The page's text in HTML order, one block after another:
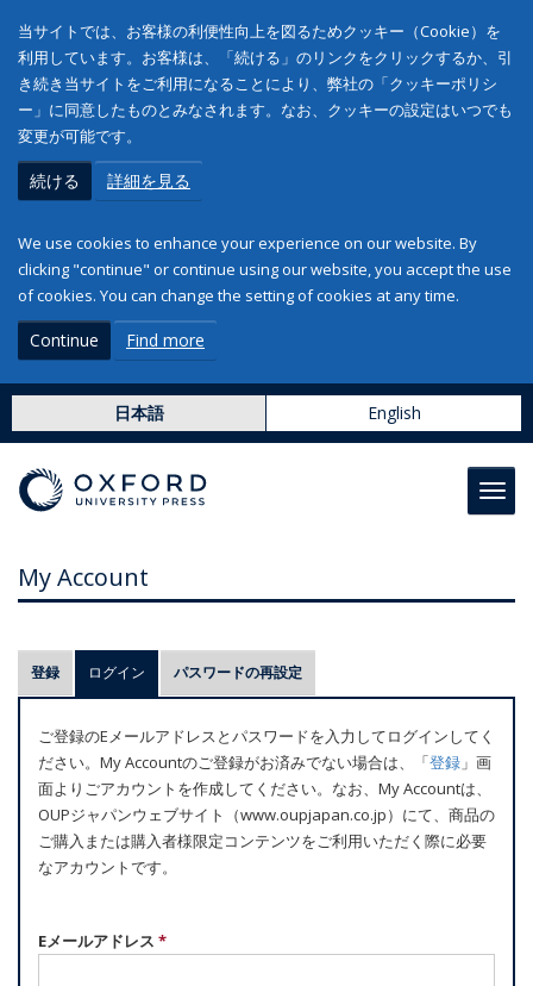
当サイトでは、お客様の利便性向上を図るためクッキー（Cookie）を
利用しています。お客様は、「続ける」のリンクをクリックするか、引
き続き当サイトをご利用になることにより、弊社の「クッキーポリシ
ー」に同意したものとみなされます。なお、クッキーの設定はいつでも
変更が可能です。
続ける 詳細を見る
We use cookies to enhance your experience on our website. By
clicking "continue" or continue using our website, you accept the use
of cookies. You can change the setting of cookies at any time.
Continue Find more
日本語 English
My Account
プ
ラ
マ
リ
ー
タ
ブ
登録 ログイン (アクティブなタブ)
パスワードの再設定
ご登録のEメールアドレスとパスワードを入力してログインしてく
ださい。My Accountのご登録がお済みでない場合は、「登録 」画
面よりごアカウントを作成してください。なお、My Accountは、
OUPジャパンウェブサイト（www.oupjapan.co.jp）にて、商品の
ご購入または購入者様限定コンテンツをご利用いただく際に必要
なアカウントです。
Eメールアドレス *